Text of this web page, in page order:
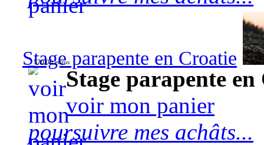
Stage parapente en Croatie
570,00 euros
Stage parapente
voir mon panier
poursuivre mes achâts...